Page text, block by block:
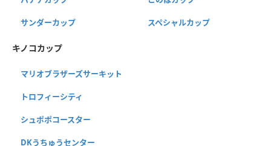
サンダーカップ スペシャルカップ
キノコカップ
マリオブラザーズサーキット
トロフィーシティ
シュポポコースター
DKうちゅうセンター